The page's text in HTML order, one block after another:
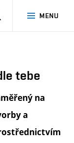
MENU
tebe
na
a